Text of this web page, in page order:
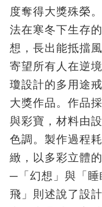
度奪得大獎殊榮
法在寒冬下生存
想，長出能抵擋
寄望所有人在逆
瓊設計的多用途
大獎作品。作品
與彩寶，材料由
色調。製作過程
緻，以多彩立體
─「幻想」與「
飛」則述說了設